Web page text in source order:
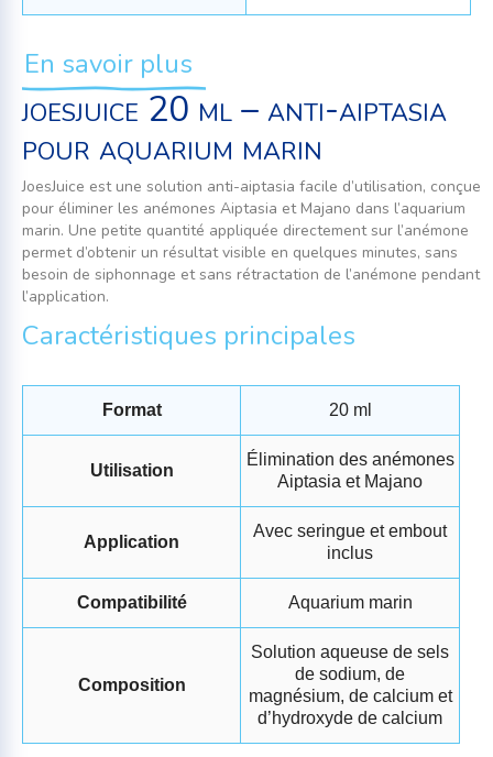
En savoir plus
joesjuice 20 ml – anti-aiptasia
pour aquarium marin
JoesJuice est une solution anti-aiptasia facile d’utilisation, conçue
pour éliminer les anémones Aiptasia et Majano dans l’aquarium
marin. Une petite quantité appliquée directement sur l’anémone
permet d’obtenir un résultat visible en quelques minutes, sans
besoin de siphonnage et sans rétractation de l’anémone pendant
l’application.
Caractéristiques principales
Format 20 ml
Utilisation
Élimination des anémones
Aiptasia et Majano
Application
Avec seringue et embout
inclus
Compatibilité Aquarium marin
Composition
Solution aqueuse de sels
de sodium, de
magnésium, de calcium et
d’hydroxyde de calcium